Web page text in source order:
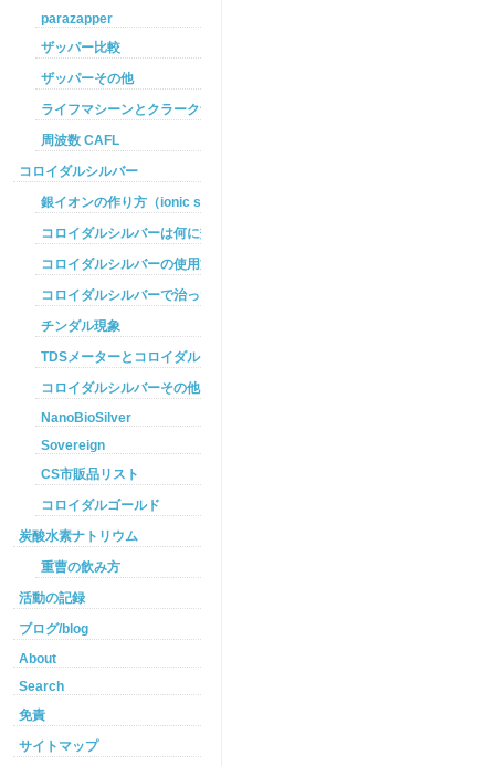
parazapper
ザッパー比較
ザッパーその他
ライフマシーンとクラークザッパーの違い
周波数 CAFL
コロイダルシルバー
銀イオンの作り方（ionic silver ）
コロイダルシルバーは何に効くのか
コロイダルシルバーの使用方法
コロイダルシルバーで治った例
チンダル現象
TDSメーターとコロイダルシルバー
コロイダルシルバーその他
NanoBioSilver
Sovereign
CS市販品リスト
コロイダルゴールド
炭酸水素ナトリウム
重曹の飲み方
活動の記録
ブログ/blog
About
Search
免責
サイトマップ